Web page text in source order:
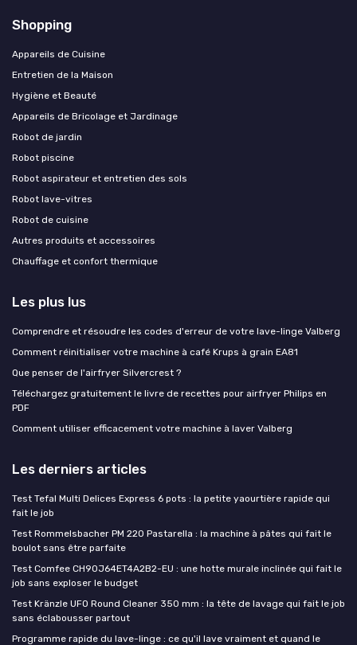
Shopping
Appareils de Cuisine
Entretien de la Maison
Hygiène et Beauté
Appareils de Bricolage et Jardinage
Robot de jardin
Robot piscine
Robot aspirateur et entretien des sols
Robot lave-vitres
Robot de cuisine
Autres produits et accessoires
Chauffage et confort thermique
Les plus lus
Comprendre et résoudre les codes d'erreur de votre lave-linge Valberg
Comment réinitialiser votre machine à café Krups à grain EA81
Que penser de l'airfryer Silvercrest ?
Téléchargez gratuitement le livre de recettes pour airfryer Philips en
PDF
Comment utiliser efficacement votre machine à laver Valberg
Les derniers articles
Test Tefal Multi Delices Express 6 pots : la petite yaourtière rapide qui
fait le job
Test Rommelsbacher PM 220 Pastarella : la machine à pâtes qui fait le
boulot sans être parfaite
Test Comfee CH90J64ET4A2B2-EU : une hotte murale inclinée qui fait le
job sans exploser le budget
Test Kränzle UFO Round Cleaner 350 mm : la tête de lavage qui fait le job
sans éclabousser partout
Programme rapide du lave-linge : ce qu'il lave vraiment et quand le